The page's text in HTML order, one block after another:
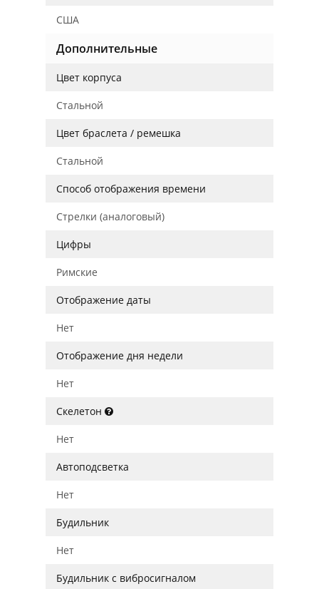
США
Дополнительные
Цвет корпуса
Стальной
Цвет браслета / ремешка
Стальной
Способ отображения времени
Стрелки (аналоговый)
Цифры
Римские
Отображение даты
Нет
Отображение дня недели
Нет
Скелетон
Нет
Автоподсветка
Нет
Будильник
Нет
Будильник с вибросигналом